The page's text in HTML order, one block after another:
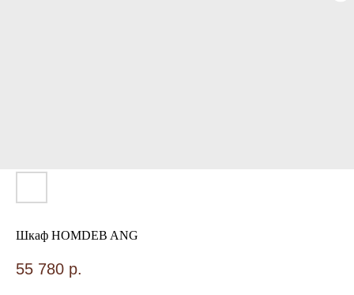
Шкаф HOMDEB ANG
55 780 р.